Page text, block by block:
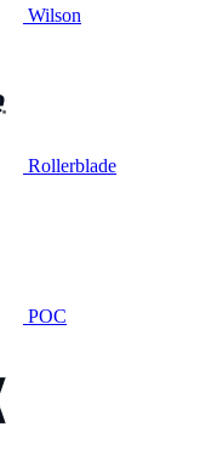
Wilson
Rollerblade
POC